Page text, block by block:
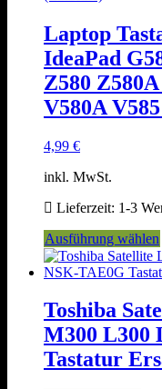
Laptop
IdeaPad
Z580
V580A
4,99 €
inkl. MwSt.
Lieferzeit: 1-3
Ausführung wählen
Toshiba
M300 L300
Tastatur